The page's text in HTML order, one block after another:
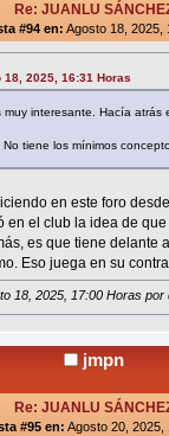
Re: JUANLU
#94 en: Agosto 18, 2025,
2025, 16:31 Horas
interesante. Hacía atrás
tiene los mínimos
en este foro
en el club la idea de
es que tiene delante
Eso juega en su
18, 2025, 17:00 Horas por
jmpn
Re: JUANLU
#95 en: Agosto 20, 2025,